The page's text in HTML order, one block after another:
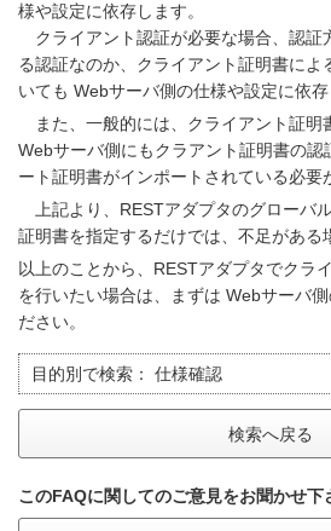
様や設定に依存します。
クライアント認証が必要な場合、認証
る認証なのか、クライアント証明書によ
いても Webサーバ側の仕様や設定に依存
また、一般的には、クライアント証明
Webサーバ側にもクラアント証明書の認
ート証明書がインポートされている必要
上記より、RESTアダプタのグローバ
証明書を指定するだけでは、不足がある
以上のことから、RESTアダプタでクラ
を行いたい場合は、まずは Webサーバ
ださい。
目的別で検索： 仕様確認
検索へ戻る
このFAQに関してのご意見をお聞かせ下